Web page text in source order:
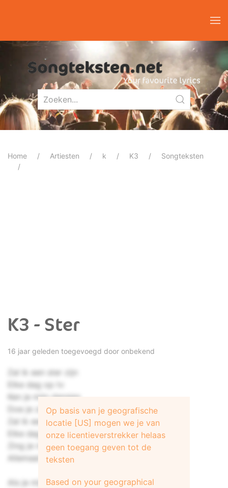
Home Artiesten k K3 Songteksten
K3 - Ster
16 jaar geleden toegevoegd door onbekend
Zal ik een ster zijn
Elke dag op tv
Ken je mijn dansjes
Doe je ze mee
Zal ik een ster zijn
Elke dag op tv
Zing je mijn liedjes
Allemaal mee
Als je mij op een straathoek ziet
Op basis van je geografische
locatie [US] mogen we je van
onze licentieverstrekker helaas
geen toegang geven tot de
teksten
Based on your geographical